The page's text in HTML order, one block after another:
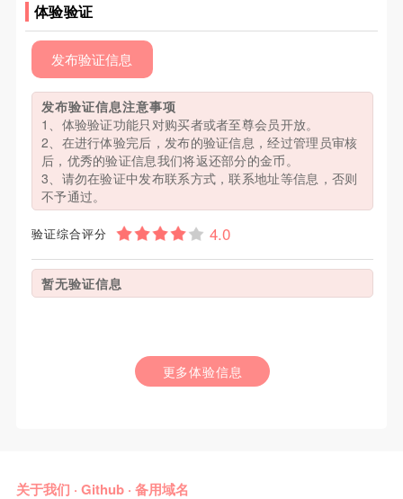
体验验证
发布验证信息
发布验证信息注意事项
1、体验验证功能只对购买者或者至尊会员开放。
2、在进行体验完后，发布的验证信息，经过管理员审核
后，优秀的验证信息我们将返还部分的金币。
3、请勿在验证中发布联系方式，联系地址等信息，否则
不予通过。
验证综合评分
暂无验证信息
更多体验信息
关于我们 · Github· 备用域名